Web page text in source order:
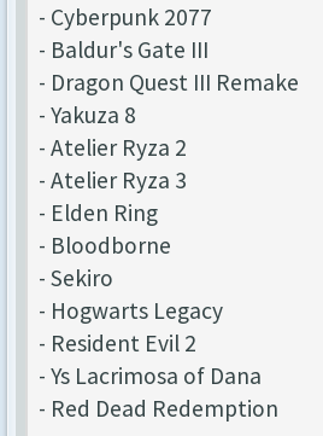
- Cyberpunk 2077
- Baldur's Gate III
- Dragon Quest III Remake
- Yakuza 8
- Atelier Ryza 2
- Atelier Ryza 3
- Elden Ring
- Bloodborne
- Sekiro
- Hogwarts Legacy
- Resident Evil 2
- Ys Lacrimosa of Dana
- Red Dead Redemption